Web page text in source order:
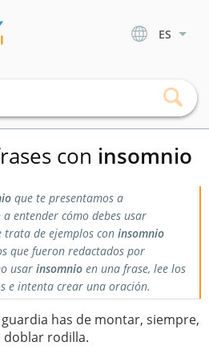
ES
con insomnio
que te presentamos a
entender cómo debes usar
trata de ejemplos con insomnio
que fueron redactados por
usar insomnio en una frase, lee los
e intenta crear una oración.
has de montar, siempre,
doblar rodilla.